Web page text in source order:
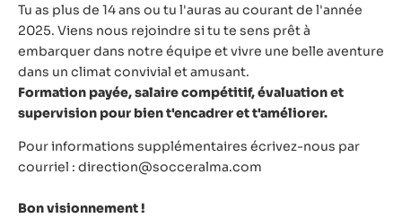
Tu as plus de 14 ans ou tu l'auras au courant de l'année
2025. Viens nous rejoindre si tu te sens prêt à
embarquer dans notre équipe et vivre une belle aventure
dans un climat convivial et amusant.
Formation payée, salaire compétitif, évaluation et
supervision pour bien t'encadrer et t'améliorer.
Pour informations supplémentaires écrivez-nous par
courriel : direction@socceralma.com
Bon visionnement !